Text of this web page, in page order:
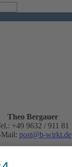
Theo Bergauer
+49 9632 / 911 81
Mail: post@b-wirkt.de